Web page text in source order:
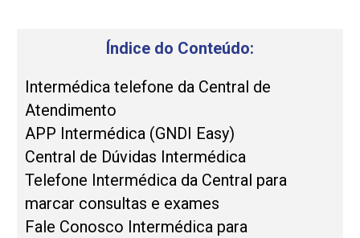
Índice do Conteúdo:
Intermédica telefone da Central de
Atendimento
APP Intermédica (GNDI Easy)
Central de Dúvidas Intermédica
Telefone Intermédica da Central para
marcar consultas e exames
Fale Conosco Intermédica para